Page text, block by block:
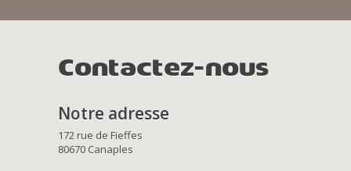
Contactez-nous
Notre adresse
172 rue de Fieffes
80670 Canaples